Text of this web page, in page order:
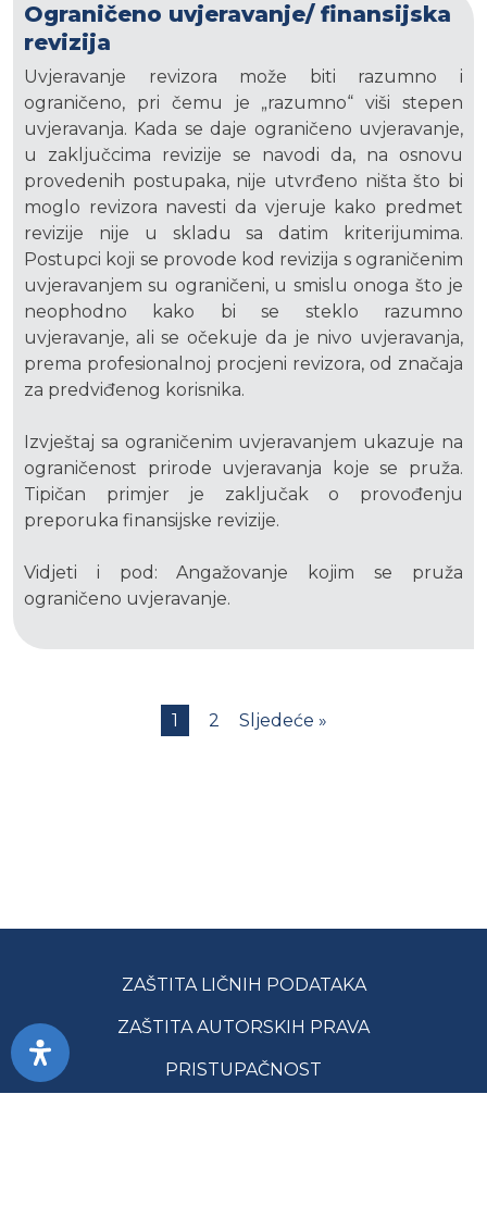
Ograničeno uvjeravanje/ finansijska
revizija
Uvjeravanje revizora može biti razumno i
ograničeno, pri čemu je „razumno“ viši stepen
uvjeravanja. Kada se daje ograničeno uvjeravanje,
u zaključcima revizije se navodi da, na osnovu
provedenih postupaka, nije utvrđeno ništa što bi
moglo revizora navesti da vjeruje kako predmet
revizije nije u skladu sa datim kriterijumima.
Postupci koji se provode kod revizija s ograničenim
uvjeravanjem su ograničeni, u smislu onoga što je
neophodno kako bi se steklo razumno
uvjeravanje, ali se očekuje da je nivo uvjeravanja,
prema profesionalnoj procjeni revizora, od značaja
za predviđenog korisnika.
Izvještaj sa ograničenim uvjeravanjem ukazuje na
ograničenost prirode uvjeravanja koje se pruža.
Tipičan primjer je zaključak o provođenju
preporuka finansijske revizije.
Vidjeti i pod: Angažovanje kojim se pruža
ograničeno uvjeravanje.
1 2 Sljedeće »
ZAŠTITA LIČNIH PODATAKA
ZAŠTITA AUTORSKIH PRAVA
PRISTUPAČNOST